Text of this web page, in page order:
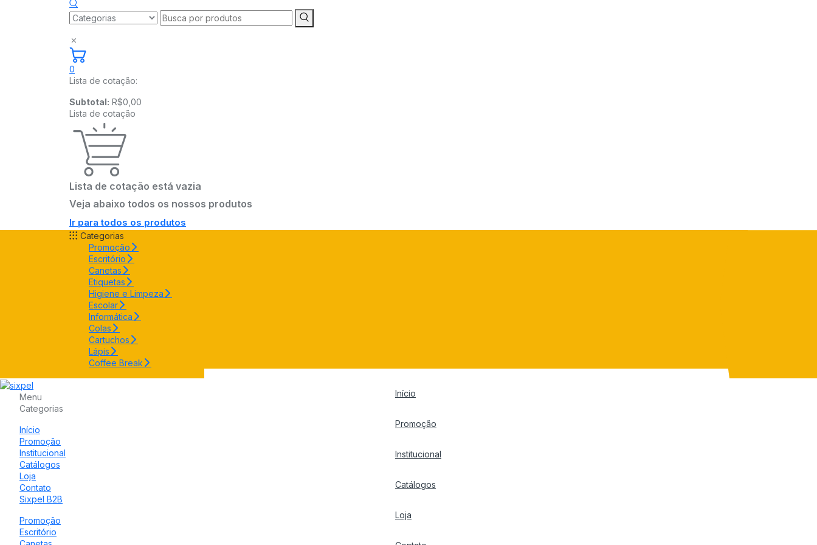
0
Lista de cotação:
Subtotal: R$0,00
Lista de cotação
Lista de cotação está vazia
Veja abaixo todos os nossos produtos
Ir para todos os produtos
Categorias
Promoção
Escritório
Canetas
Etiquetas
Higiene e Limpeza
Escolar
Informática
Colas
Cartuchos
Lápis
Coffee Break
Início
Promoção
Institucional
Catálogos
Loja
Menu
Categorias
Início
Promoção
Institucional
Catálogos
Loja
Contato
Sixpel B2B
Promoção
Escritório